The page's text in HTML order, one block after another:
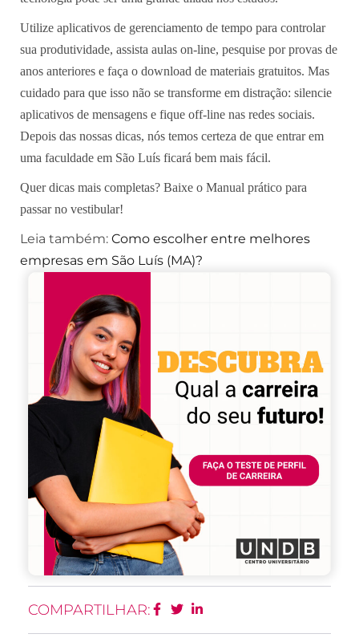
Utilize aplicativos de gerenciamento de tempo para controlar
sua produtividade, assista aulas on-line, pesquise por provas de
anos anteriores e faça o download de materiais gratuitos. Mas
cuidado para que isso não se transforme em distração: silencie
aplicativos de mensagens e fique off-line nas redes sociais.
Depois das nossas dicas, nós temos certeza de que entrar em
uma faculdade em São Luís ficará bem mais fácil.
Quer dicas mais completas? Baixe o Manual prático para
passar no vestibular!
Leia também: Como escolher entre melhores
empresas em São Luís (MA)?
COMPARTILHAR: